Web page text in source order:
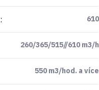
: 610
260/365/515//610 m3/h
550 m3/hod. a více